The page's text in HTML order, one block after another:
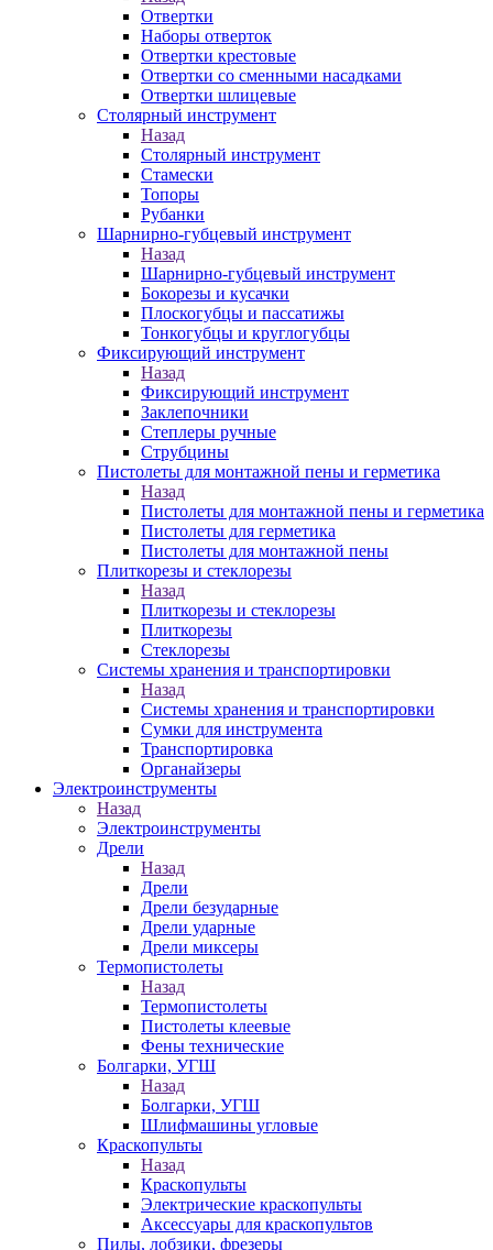
Отвертки
Наборы отверток
Отвертки крестовые
Отвертки со сменными насадками
Отвертки шлицевые
Столярный инструмент
Назад
Столярный инструмент
Стамески
Топоры
Рубанки
Шарнирно-губцевый инструмент
Назад
Шарнирно-губцевый инструмент
Бокорезы и кусачки
Плоскогубцы и пассатижы
Тонкогубцы и круглогубцы
Фиксирующий инструмент
Назад
Фиксирующий инструмент
Заклепочники
Степлеры ручные
Струбцины
Пистолеты для монтажной пены и герметика
Назад
Пистолеты для монтажной пены и герметика
Пистолеты для герметика
Пистолеты для монтажной пены
Плиткорезы и стеклорезы
Назад
Плиткорезы и стеклорезы
Плиткорезы
Стеклорезы
Системы хранения и транспортировки
Назад
Системы хранения и транспортировки
Сумки для инструмента
Транспортировка
Органайзеры
Электроинструменты
Назад
Электроинструменты
Дрели
Назад
Дрели
Дрели безударные
Дрели ударные
Дрели миксеры
Термопистолеты
Назад
Термопистолеты
Пистолеты клеевые
Фены технические
Болгарки, УГШ
Назад
Болгарки, УГШ
Шлифмашины угловые
Краскопульты
Назад
Краскопульты
Электрические краскопульты
Аксессуары для краскопультов
Пилы, лобзики, фрезеры